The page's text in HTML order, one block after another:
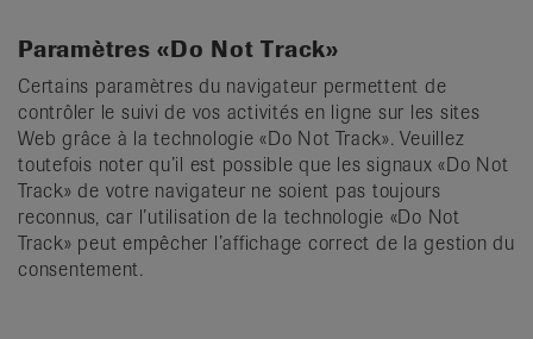
Paramètres «Do Not Track»
Certains paramètres du navigateur permettent de
contrôler le suivi de vos activités en ligne sur les sites
Web grâce à la technologie «Do Not Track». Veuillez
toutefois noter qu’il est possible que les signaux «Do Not
Track» de votre navigateur ne soient pas toujours
reconnus, car l’utilisation de la technologie «Do Not
Track» peut empêcher l’affichage correct de la gestion du
consentement.